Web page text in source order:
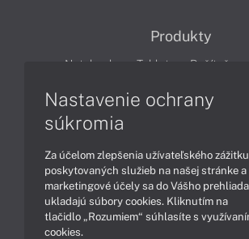
Produkty
Notebooky Tablety Počítače
Technológie
Videá
Obsah
Nastavenie ochrany
súkromia
Za účelom zlepšenia užívateľského
poskytovaných služieb na našej stránke a
marketingové účely sa do Vášho
ukladajú súbory cookies. Kliknutím na
tlačidlo „Rozumiem“ súhlasíte s
cookies.